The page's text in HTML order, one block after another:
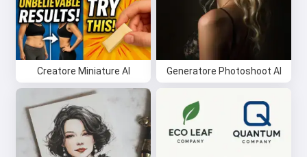
Creatore Miniature AI Generatore Photoshoot AI